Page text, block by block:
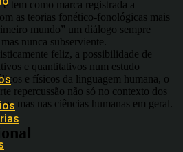
tem como marca registrada a
as teorias fonético-fonológicas mais
mundo” um diálogo sempre
nunca subserviente.
feliz, a possibilidade de
e quantitativos num estudo
e físicos da linguagem humana, o
repercussão não só no contexto dos
mas nas ciências humanas em geral.